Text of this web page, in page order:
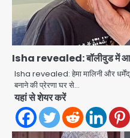
Isha revealed: बॉलीवुड में आने
Isha revealed: हेमा मालिनी और
बनाने की प्रेरणा घर से…
यहां से शेयर करें